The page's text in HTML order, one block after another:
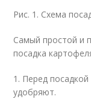
Рис. 1. Схема
Самый простой и
посадка
1. Перед
удобряют.